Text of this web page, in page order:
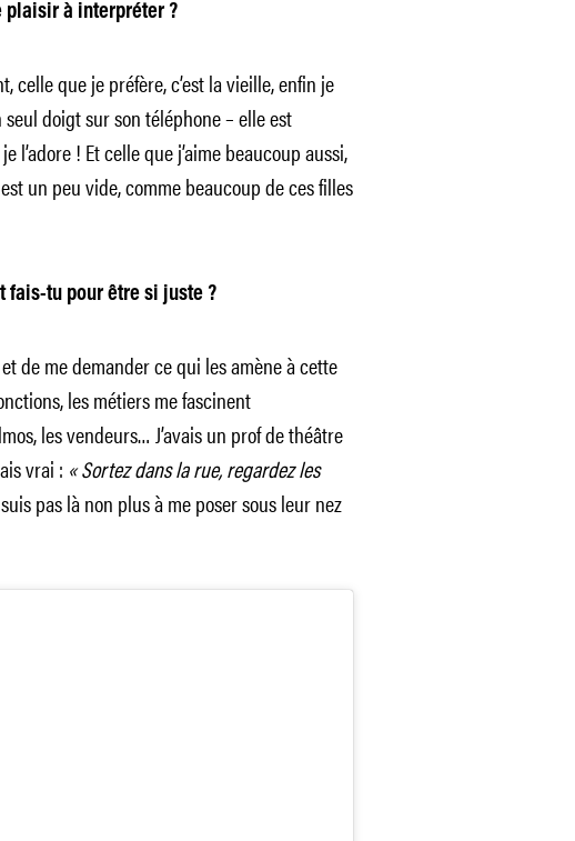
plaisir à interpréter ?
celle que je préfère, c’est la vieille, enfin je
doigt sur son téléphone – elle est
! Et celle que j’aime beaucoup aussi,
un peu vide, comme beaucoup de ces filles
fais-tu pour être si juste ?
de me demander ce qui les amène à cette
les métiers me fascinent
les vendeurs… J’avais un prof de théâtre
vrai : « Sortez dans la rue, regardez les
pas là non plus à me poser sous leur nez